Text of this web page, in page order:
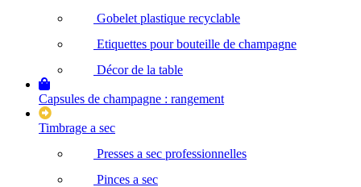
Gobelet plastique recyclable
Etiquettes pour bouteille de champagne
Décor de la table
Capsules de champagne : rangement
Timbrage a sec
Presses a sec professionnelles
Pinces a sec